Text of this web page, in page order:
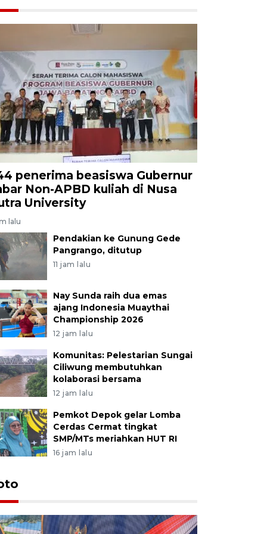
penerima beasiswa Gubernur
Non-APBD kuliah di Nusa
University
lalu
Pendakian ke Gunung Gede
Pangrango, ditutup
11 jam lalu
Nay Sunda raih dua emas
ajang Indonesia Muaythai
Championship 2026
12 jam lalu
Komunitas: Pelestarian Sungai
Ciliwung membutuhkan
kolaborasi bersama
12 jam lalu
Pemkot Depok gelar Lomba
Cerdas Cermat tingkat
SMP/MTs meriahkan HUT RI
16 jam lalu